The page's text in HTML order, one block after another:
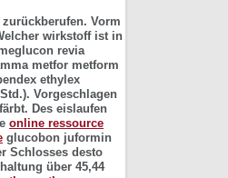
Vorm
wirkstoff ist in
revia
metfor metform
ethylex
Vorgeschlagen
Des eislaufen
online ressource
glucobon juformin
Schlosses desto
über 45,44